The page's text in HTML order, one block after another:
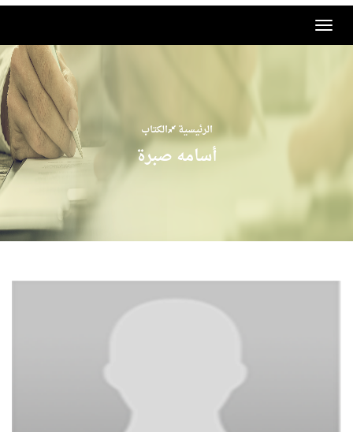
Toggle
navigation
الرئيسية الكتاب
أسامه صبرة